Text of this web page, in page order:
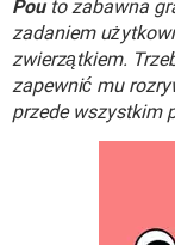
WINDOWS 10
Pouto zabawna
zadaniem
zwierzątkiem.
zapewnić mu
przede wszystkim